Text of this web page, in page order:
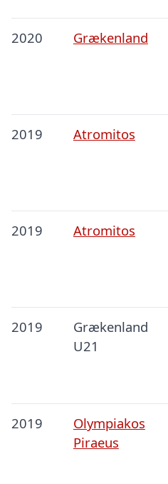
2020 Grækenland
2019 Atromitos
2019 Atromitos
2019
Grækenland
U21
2019
Olympiakos
Piraeus